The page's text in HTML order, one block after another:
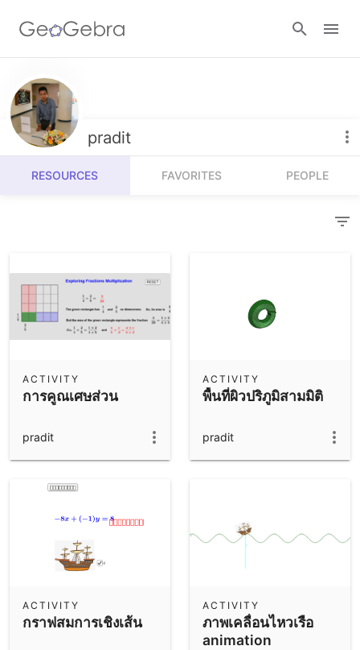
Resources
Number Sense
Algebra
Operations
Community Resources
Calculators
Geometry
3D Calculator
App Downloads
pradit
RESOURCES FAVORITES PEOPLE
การคูณเศษส่วน
ACTIVITY
pradit
พื้นที่ผิวปริภูมิสามมิติ
ACTIVITY
pradit
กราฟสมการเชิงเส้น
ACTIVITY
ภาพเคลื่อนไหวเรือ
animation
ACTIVITY